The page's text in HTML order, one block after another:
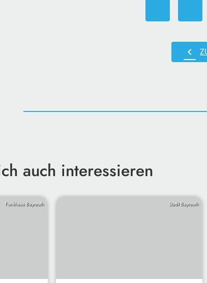
chevron_left
auch interessieren
Funkhaus Bayreuth Stadt Bayreuth